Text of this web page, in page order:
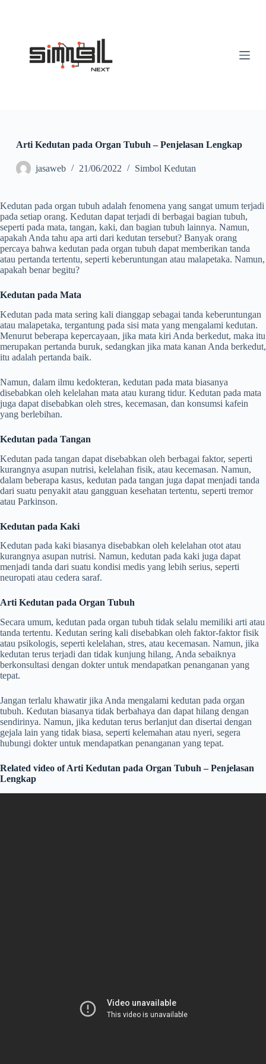
Arti Kedutan pada Organ Tubuh – Penjelasan Lengkap
jasaweb 21/06/2022 Simbol Kedutan
Kedutan pada organ tubuh adalah fenomena yang sangat umum terjadi
pada setiap orang. Kedutan dapat terjadi di berbagai bagian tubuh,
seperti pada mata, tangan, kaki, dan bagian tubuh lainnya. Namun,
apakah Anda tahu apa arti dari kedutan tersebut? Banyak orang
percaya bahwa kedutan pada organ tubuh dapat memberikan tanda
atau pertanda tertentu, seperti keberuntungan atau malapetaka. Namun,
apakah benar begitu?
Kedutan pada Mata
Kedutan pada mata sering kali dianggap sebagai tanda keberuntungan
atau malapetaka, tergantung pada sisi mata yang mengalami kedutan.
Menurut beberapa kepercayaan, jika mata kiri Anda berkedut, maka itu
merupakan pertanda buruk, sedangkan jika mata kanan Anda berkedut,
itu adalah pertanda baik.
Namun, dalam ilmu kedokteran, kedutan pada mata biasanya
disebabkan oleh kelelahan mata atau kurang tidur. Kedutan pada mata
juga dapat disebabkan oleh stres, kecemasan, dan konsumsi kafein
yang berlebihan.
Kedutan pada Tangan
Kedutan pada tangan dapat disebabkan oleh berbagai faktor, seperti
kurangnya asupan nutrisi, kelelahan fisik, atau kecemasan. Namun,
dalam beberapa kasus, kedutan pada tangan juga dapat menjadi tanda
dari suatu penyakit atau gangguan kesehatan tertentu, seperti tremor
atau Parkinson.
Kedutan pada Kaki
Kedutan pada kaki biasanya disebabkan oleh kelelahan otot atau
kurangnya asupan nutrisi. Namun, kedutan pada kaki juga dapat
menjadi tanda dari suatu kondisi medis yang lebih serius, seperti
neuropati atau cedera saraf.
Arti Kedutan pada Organ Tubuh
Secara umum, kedutan pada organ tubuh tidak selalu memiliki arti atau
tanda tertentu. Kedutan sering kali disebabkan oleh faktor-faktor fisik
atau psikologis, seperti kelelahan, stres, atau kecemasan. Namun, jika
kedutan terus terjadi dan tidak kunjung hilang, Anda sebaiknya
berkonsultasi dengan dokter untuk mendapatkan penanganan yang
tepat.
Jangan terlalu khawatir jika Anda mengalami kedutan pada organ
tubuh. Kedutan biasanya tidak berbahaya dan dapat hilang dengan
sendirinya. Namun, jika kedutan terus berlanjut dan disertai dengan
gejala lain yang tidak biasa, seperti kelemahan atau nyeri, segera
hubungi dokter untuk mendapatkan penanganan yang tepat.
Related video of Arti Kedutan pada Organ Tubuh – Penjelasan
Lengkap